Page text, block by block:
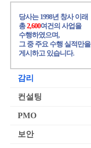
당사는 1998년 창사 이래
총2,600여건의 사업을
수행하였으며,
그 중 주요 수행 실적만을
게시하고 있습니다.
감리
컨설팅
PMO
보안